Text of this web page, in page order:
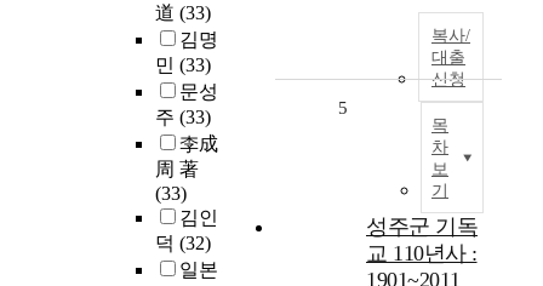
道 (33)
김명
민 (33)
문성
주 (33)
李成
周 著
(33)
김인
덕 (32)
일본
복사/
대출
신청
목
차
보
기
5
성주군 기독
교 110년사 :
1901~2011